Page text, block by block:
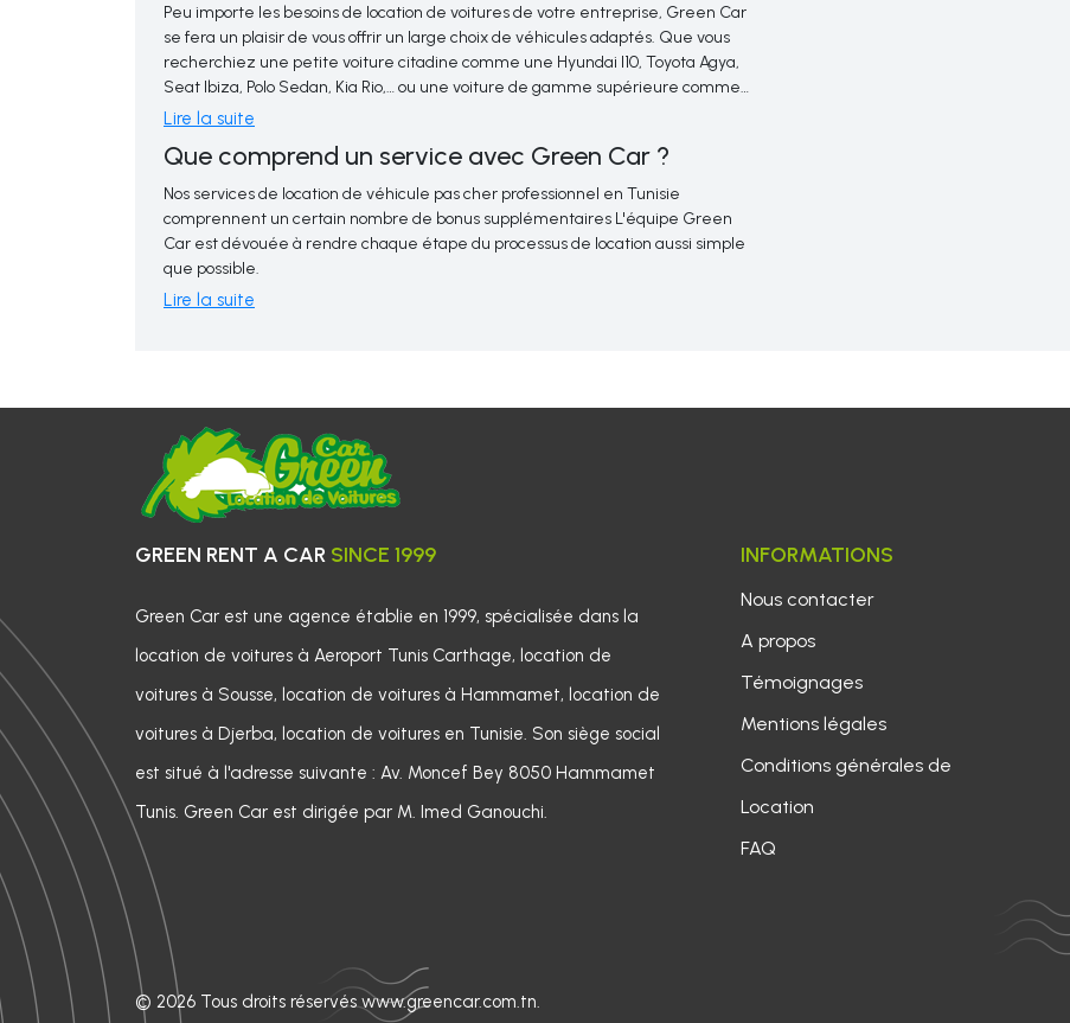
Peu importe les besoins de location de voitures de votre entreprise, Green Car
se fera un plaisir de vous offrir un large choix de véhicules adaptés. Que vous
recherchiez une petite voiture citadine comme une Hyundai I10, Toyota Agya,
Seat Ibiza, Polo Sedan, Kia Rio,… ou une voiture de gamme supérieure comme
une Volkswagen Passat, Skoda Octavia, Mercedes Classe E… pour arriver avec
Toutes nos voitures de location sont équipées des dernières spécifications
techniques pour rendre votre expérience de conduite encore plus spéciale.
Lire la suite
Que comprend un service avec Green Car ?
Nos services de location de véhicule pas cher professionnel en Tunisie
comprennent un certain nombre de bonus supplémentaires L'équipe Green
Car est dévouée à rendre chaque étape du processus de location aussi simple
que possible.
Nous collaborons avec nos clients afin d'établir une relation solide, car c'est en
La gestion de vos propres locations n'a jamais été aussi facile grâce à notre
système en ligne Green Car. En quelques clics, vous pouvez réserver
directement en ligne. Si vous avez besoin d'aide, notre équipe est à votre
disposition pour s'occuper du reste.
Lire la suite
GREEN RENT A CAR SINCE 1999
Green Car est une agence établie en 1999, spécialisée dans la
location de voitures à Aeroport Tunis Carthage, location de
voitures à Sousse, location de voitures à Hammamet, location de
voitures à Djerba, location de voitures en Tunisie. Son siège social
est situé à l'adresse suivante : Av. Moncef Bey 8050 Hammamet
Tunis. Green Car est dirigée par M. Imed Ganouchi.
INFORMATIONS
Nous contacter
A propos
Témoignages
Mentions légales
Conditions générales de
Location
FAQ
© 2026 Tous droits réservés www.greencar.com.tn